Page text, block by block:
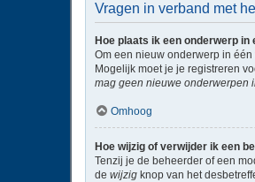
Vragen in verband met
Hoe plaats ik een onderwerp
Om een nieuw onderwerp in
Mogelijk moet je je registreren
mag geen nieuwe onderwerpen
Omhoog
Hoe wijzig of verwijder ik een
Tenzij je de beheerder of een
de wijzig knop van het